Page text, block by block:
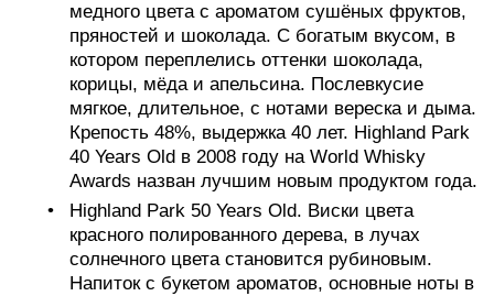
медного цвета с ароматом сушёных фруктов,
пряностей и шоколада. С богатым вкусом, в
котором переплелись оттенки шоколада,
корицы, мёда и апельсина. Послевкусие
мягкое, длительное, с нотами вереска и дыма.
Крепость 48%, выдержка 40 лет. Highland Park
40 Years Old в 2008 году на World Whisky
Awards назван лучшим новым продуктом года.
Highland Park 50 Years Old. Виски цвета
красного полированного дерева, в лучах
солнечного цвета становится рубиновым.
Напиток с букетом ароматов, основные ноты в